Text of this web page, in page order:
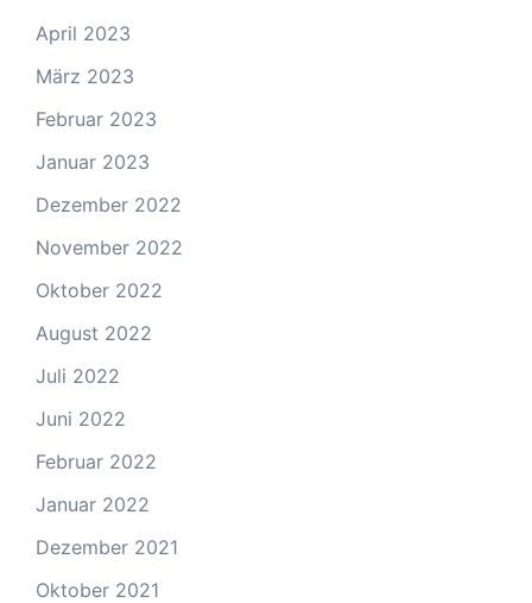
April 2023
März 2023
Februar 2023
Januar 2023
Dezember 2022
November 2022
Oktober 2022
August 2022
Juli 2022
Juni 2022
Februar 2022
Januar 2022
Dezember 2021
Oktober 2021